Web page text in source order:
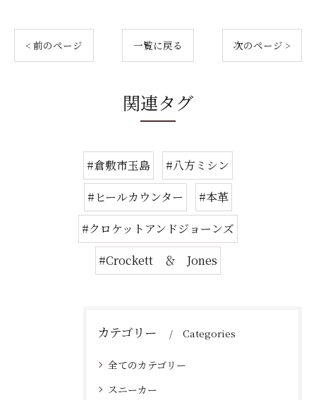
< 前のページ 一覧に戻る 次のページ >
関連タグ
#倉敷市玉島
#八方ミシン
#ヒールカウンター
#本革
#クロケットアンドジョーンズ
#Crockett ＆ Jones
カテゴリー Categories
全てのカテゴリー
スニーカー